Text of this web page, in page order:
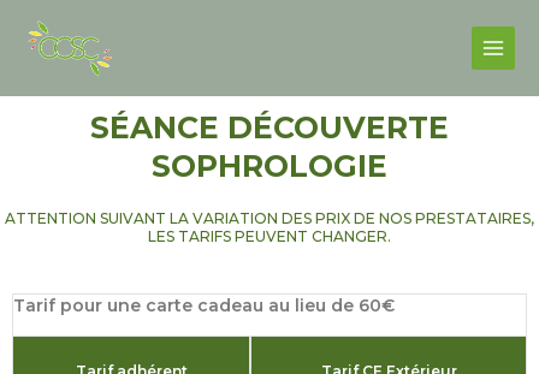
content
Menu
SÉANCE DÉCOUVERTE
SOPHROLOGIE
ATTENTION SUIVANT LA VARIATION DES PRIX DE NOS PRESTATAIRES,
LES TARIFS PEUVENT CHANGER.
Tarif pour une carte cadeau au lieu de 60€
Tarif adhérent Tarif CE Extérieur